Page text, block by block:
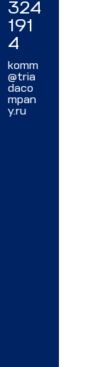
324
191
4
komm
@tria
daco
mpan
y.ru